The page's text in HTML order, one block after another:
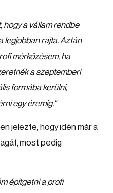
hogy a vállam rendbe
legjobban rajta. Aztán
mérkőzésem, ha
a szeptemberi
formába kerülni,
egy éremig."
jelezte, hogy idén már a
most pedig
építgetni a profi